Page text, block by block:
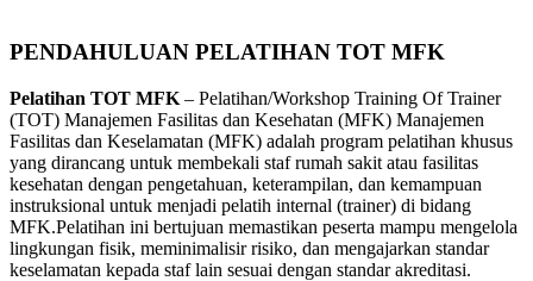
PENDAHULUAN PELATIHAN TOT MFK
Pelatihan TOT MFK – Pelatihan/Workshop Training Of Trainer
(TOT) Manajemen Fasilitas dan Kesehatan (MFK) Manajemen
Fasilitas dan Keselamatan (MFK) adalah program pelatihan khusus
yang dirancang untuk membekali staf rumah sakit atau fasilitas
kesehatan dengan pengetahuan, keterampilan, dan kemampuan
instruksional untuk menjadi pelatih internal (trainer) di bidang
MFK.Pelatihan ini bertujuan memastikan peserta mampu mengelola
lingkungan fisik, meminimalisir risiko, dan mengajarkan standar
keselamatan kepada staf lain sesuai dengan standar akreditasi.